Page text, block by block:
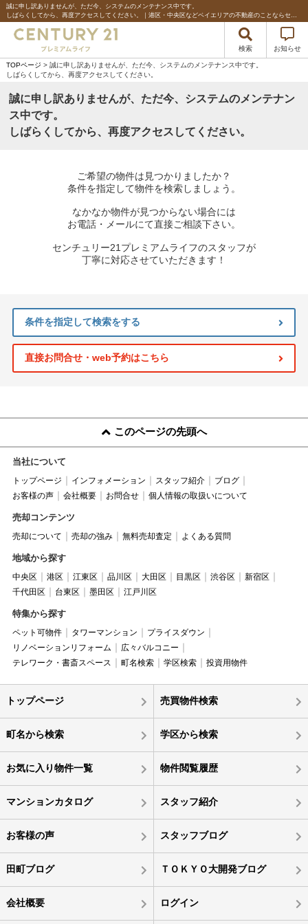
誠に申し訳ありませんが、ただ今、システムのメンテナンス中です。
しばらくしてから、再度アクセスしてください。｜港区・中央区などベイエリアの不動産のことならセンチュリー21プレミアムライフ
検索 お知らせ
TOPページ > 誠に申し訳ありませんが、ただ今、システムのメンテナンス中です。
しばらくしてから、再度アクセスしてください。
誠に申し訳ありませんが、ただ今、システムのメンテナン
ス中です。
しばらくしてから、再度アクセスしてください。
ご希望の物件は見つかりましたか？
条件を指定して物件を検索しましょう。
なかなか物件が見つからない場合には
お電話・メールにて直接ご相談下さい。
センチュリー21プレミアムライフのスタッフが
丁寧に対応させていただきます！
条件を指定して検索をする
直接お問合せ・web予約はこちら
このページの先頭へ
当社について
トップページ インフォメーション スタッフ紹介
ブログ
お客様の声
会社概要 お問合せ 個人情報の取扱いについて
売却コンテンツ
売却について 売却の強み 無料売却査定 よくある質問
地域から探す
中央区 港区 江東区 品川区 大田区 目黒区 渋谷区
新宿区
千代田区
台東区 墨田区 江戸川区
特集から探す
ペット可物件 タワーマンション
プライスダウン
リノベーションリフォーム
広々バルコニー
テレワーク・書斎スペース
町名検索 学区検索 投資用物件
トップページ 売買物件検索
町名から検索 学区から検索
お気に入り物件一覧 物件閲覧履歴
マンションカタログ スタッフ紹介
お客様の声 スタッフブログ
田町ブログ ＴＯＫＹＯ大開発ブログ
会社概要 ログイン